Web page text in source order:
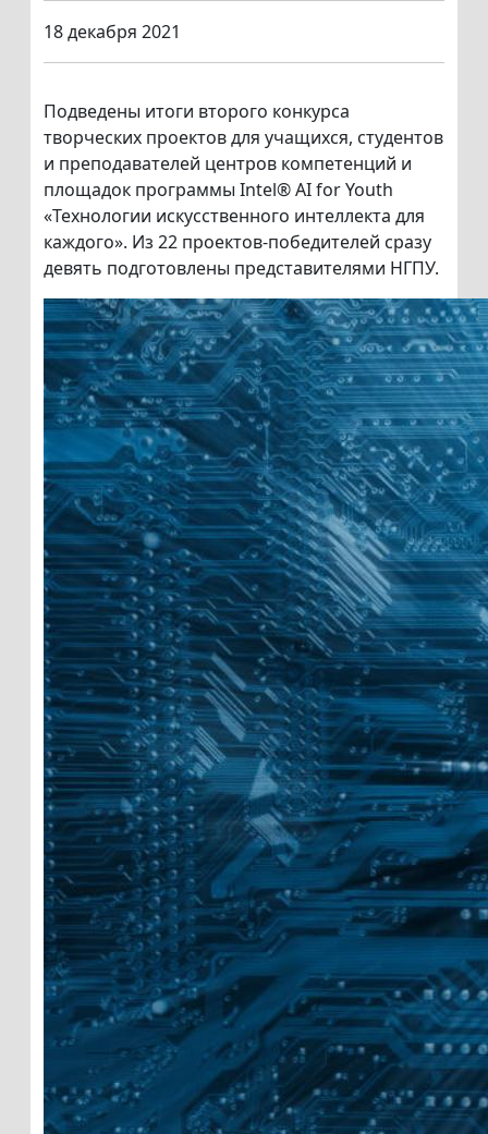
18 декабря 2021
Подведены итоги второго конкурса
творческих проектов для учащихся, студентов
и преподавателей центров компетенций и
площадок программы Intel® AI for Youth
«Технологии искусственного интеллекта для
каждого». Из 22 проектов-победителей сразу
девять подготовлены представителями НГПУ.